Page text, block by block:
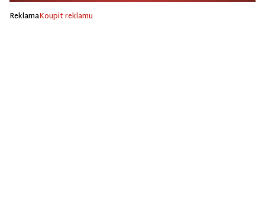
ReklamaKoupit reklamu